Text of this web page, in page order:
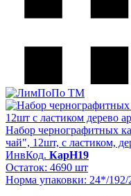
Набор чернографитных
чай", 12шт, с ластиком,
ИнвКод. КарН19
Остаток: 4690 шт
Норма упаковки: 24*/192/